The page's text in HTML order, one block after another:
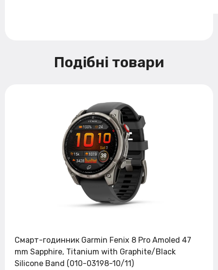
Подібні товари
Смарт-годинник Garmin Fenix 8 Pro Amoled 47
mm Sapphire, Titanium with Graphite/Black
Silicone Band (010-03198-10/11)